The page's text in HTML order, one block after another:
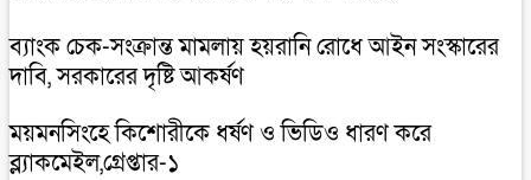
ব্যাংক চেক-সংক্রান্ত মামলায় হয়রানি রোধে আইন সংস্কারের
দাবি, সরকারের দৃষ্টি আকর্ষণ
ময়মনসিংহে কিশোরীকে ধর্ষণ ও ভিডিও ধারণ করে
ব্ল্যাকমেইল,গ্রেপ্তার-১